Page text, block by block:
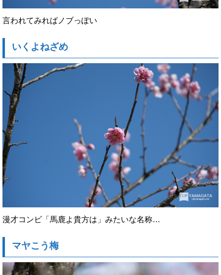
言われてみればノブっぽい
いくよねざめ
漫才コンビ「馬鹿よ貴方は」みたいな名称…
マヤこう梅